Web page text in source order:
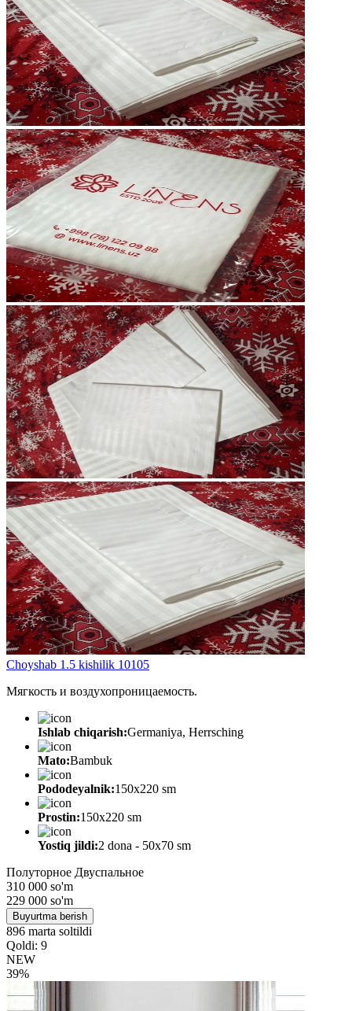
Choyshab 1.5 kishilik 10105
Мягкость и воздухопроницаемость.
Ishlab chiqarish:Germaniya, Herrsching
Mato:Bambuk
Pododeyalnik:150х220 sm
Prostin:150х220 sm
Yostiq jildi:2 dona - 50x70 sm
Полуторное Двуспальное
310 000 so'm
229 000 so'm
Buyurtma berish
896 marta soltildi
Qoldi: 9
NEW
39%